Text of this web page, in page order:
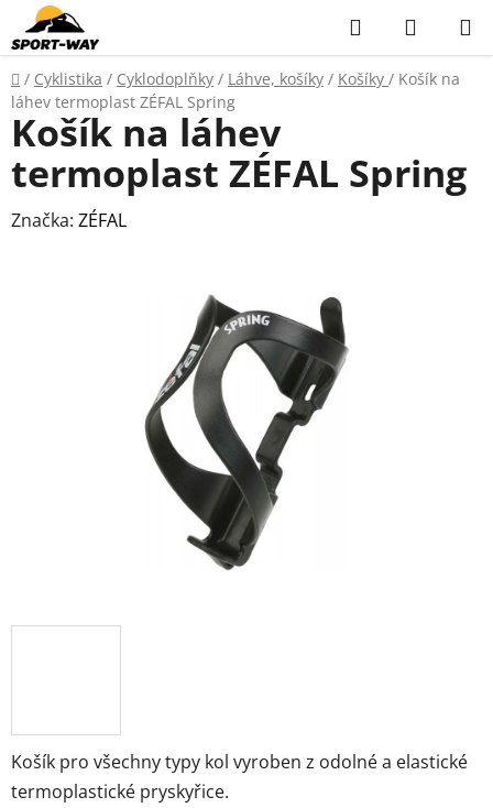
Přejít
na
obsah
Hledat
KOŠÍK
Domů
/ Cyklistika / Cyklodoplňky / Láhve, košíky / Košíky / Košík na
láhev termoplast ZÉFAL Spring
Košík pro všechny typy kol vyroben z odolné a elastické
termoplastické pryskyřice.
Košík na láhev
termoplast ZÉFAL Spring
Značka: ZÉFAL